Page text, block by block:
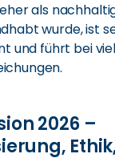
als
wurde, ist
und führt bei
2026 –